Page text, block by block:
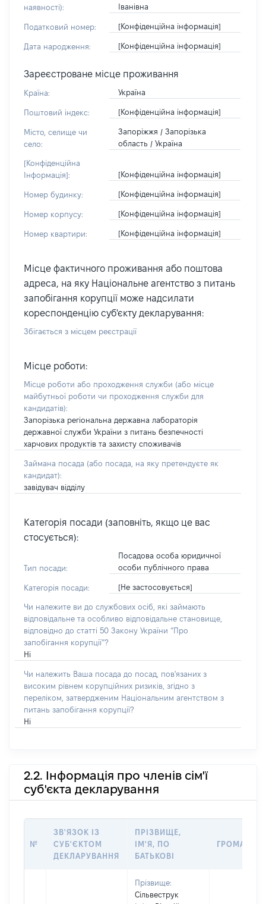
наявності):
Іванівна
Податковий номер: [Конфіденційна інформація]
Дата народження: [Конфіденційна інформація]
Зареєстроване місце проживання
Країна: Україна
Поштовий індекс: [Конфіденційна інформація]
Місто, селище чи
село:
Запоріжжя / Запорізька
область / Україна
[Конфіденційна
Інформація]:
[Конфіденційна інформація]
Номер будинку: [Конфіденційна інформація]
Номер корпусу: [Конфіденційна інформація]
Номер квартири: [Конфіденційна інформація]
Місце фактичного проживання або поштова
адреса, на яку Національне агентство з питань
запобігання корупції може надсилати
кореспонденцію суб'єкту декларування:
Збігається з місцем реєстрації
Місце роботи:
Місце роботи або проходження служби (або місце
майбутньої роботи чи проходження служби для
кандидатів):
Запорізька регіональна державна лабораторія
державної служби України з питань безпечності
харчових продуктів та захисту споживачів
Займана посада (або посада, на яку претендуєте як
кандидат):
завідувач відділу
Категорія посади (заповніть, якщо це вас
стосується):
Тип посади:
Посадова особа юридичної
особи публічного права
Категорія посади: [Не застосовується]
Чи належите ви до службових осіб, які займають
відповідальне та особливо відповідальне становище,
відповідно до статті 50 Закону України “Про
запобігання корупції”?
Ні
Чи належить Ваша посада до посад, пов'язаних з
високим рівнем корупційних ризиків, згідно з
переліком, затвердженим Національним агентством з
питань запобігання корупції?
Ні
2.2. Інформація про членів сім'ї
суб'єкта декларування
№
ЗВ'ЯЗОК ІЗ
СУБ'ЄКТОМ
ДЕКЛАРУВАННЯ
ПРІЗВИЩЕ,
ІМ'Я, ПО
БАТЬКОВІ
Прізвище:
Сільвеструк